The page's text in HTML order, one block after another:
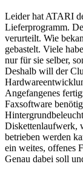
Leider hat ATARI
Lieferprogramm.
verurteilt. Wie
gebastelt. Viele
nur für sie selber,
Deshalb will der
Angefangenes
Faxsoftware
Diskettenlaufwerk,
betrieben werden
ein weites, offenes
Genau dabei soll